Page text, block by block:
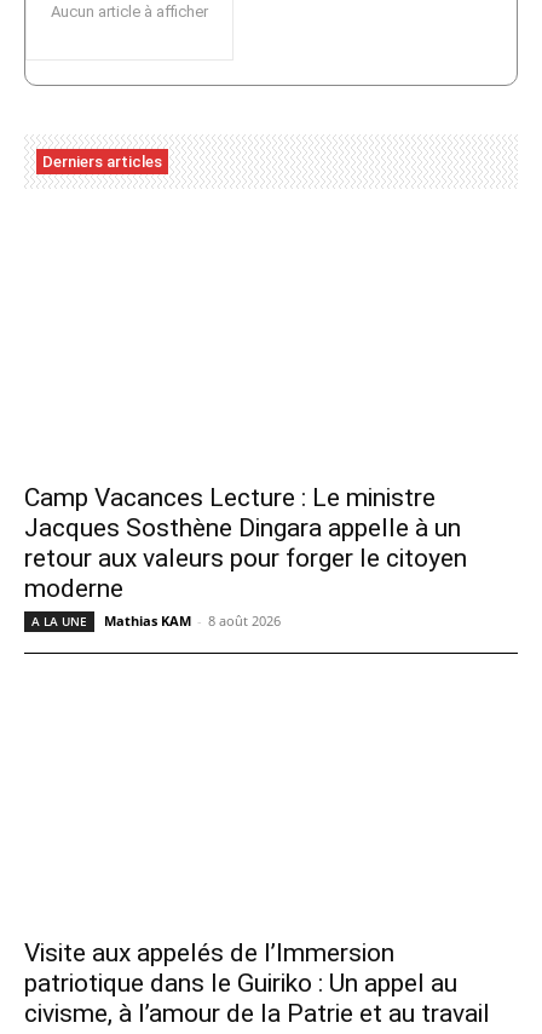
Aucun article à afficher
Derniers articles
Camp Vacances Lecture : Le ministre
Jacques Sosthène Dingara appelle à un
retour aux valeurs pour forger le citoyen
moderne
A LA UNE Mathias KAM - 8 août 2026
Visite aux appelés de l’Immersion
patriotique dans le Guiriko : Un appel au
civisme, à l’amour de la Patrie et au travail